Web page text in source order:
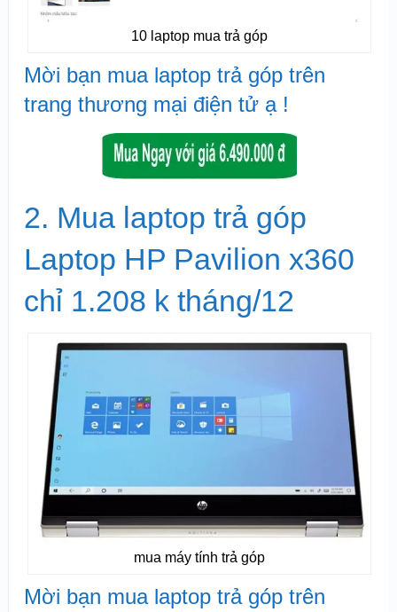
10 laptop mua trả góp
Mời bạn mua laptop trả góp trên
trang thương mại điện tử ạ !
2. Mua laptop trả góp
Laptop HP Pavilion x360
chỉ 1.208 k tháng/12
mua máy tính trả góp
Mời bạn mua laptop trả góp trên